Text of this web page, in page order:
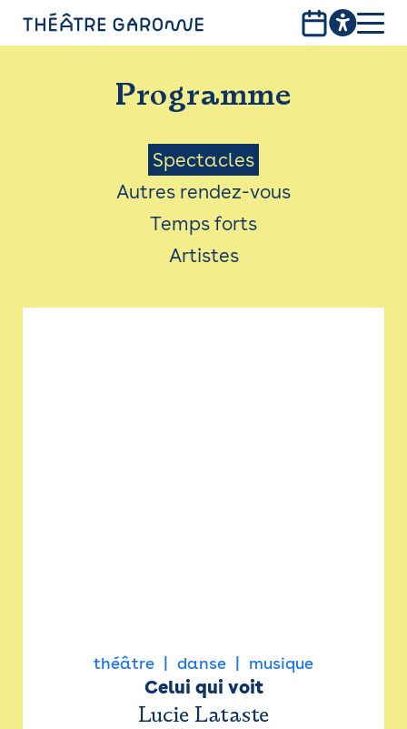
PROGRAMME
INFOS PRATIQUES
AVEC LES PUBLICS
ACCESSIBILITÉ
LES PRODUCTIONS
Programme
Menu
Saison
Spectacles
Autres rendez-vous
Temps forts
Artistes
théâtre danse musique
Celui qui voit
Lucie Lataste